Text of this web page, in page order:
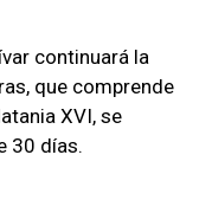
continuará la
que comprende
XVI, se
30 días.